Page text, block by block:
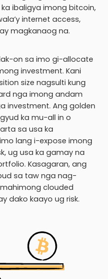
ibaligya imong bitcoin,
internet access,
magkanaog na.
on sa imo gi-allocate
investment. Kani
size nagsulti kung
nga imong andam
investment. Ang golden
ka mu-all in o
sa usa ka
lang i-expose imong
ug usa ka gamay na
Kasagaran, ang
sa taw nga nag-
clouded
dako kaayo ug risk.